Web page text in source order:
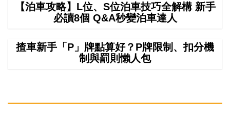
【泊車攻略】L位、S位泊車技巧全解構 新手
必讀8個 Q&A秒變泊車達人
揸車新手「P」牌點算好？P牌限制、扣分機
制與罰則懶人包